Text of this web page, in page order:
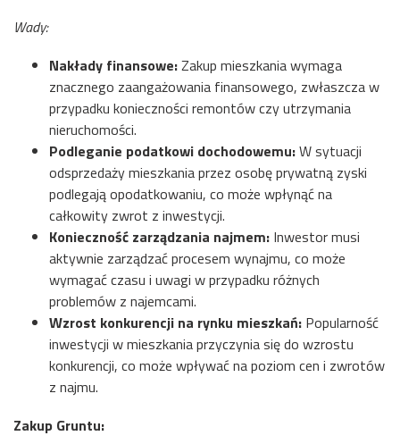
Wady:
Nakłady finansowe:Zakup mieszkania wymaga
znacznego zaangażowania finansowego, zwłaszcza w
przypadku konieczności remontów czy utrzymania
nieruchomości.
Podleganie podatkowi dochodowemu:W sytuacji
odsprzedaży mieszkania przez osobę prywatną zyski
podlegają opodatkowaniu, co może wpłynąć na
całkowity zwrot z inwestycji.
Konieczność zarządzania najmem: Inwestor musi
aktywnie zarządzać procesem wynajmu, co może
wymagać czasu i uwagi w przypadku różnych
problemów z najemcami.
Wzrost konkurencji na rynku mieszkań: Popularność
inwestycji w mieszkania przyczynia się do wzrostu
konkurencji, co może wpływać na poziom cen i zwrotów
z najmu.
Zakup Gruntu: